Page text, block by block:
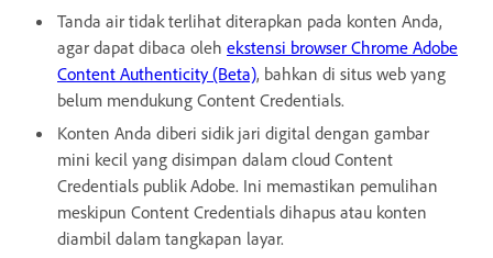
Tanda air tidak terlihat diterapkan pada konten Anda,
agar dapat dibaca oleh ekstensi browser Chrome Adobe
Content Authenticity (Beta), bahkan di situs web yang
belum mendukung Content Credentials.
Konten Anda diberi sidik jari digital dengan gambar
mini kecil yang disimpan dalam cloud Content
Credentials publik Adobe. Ini memastikan pemulihan
meskipun Content Credentials dihapus atau konten
diambil dalam tangkapan layar.